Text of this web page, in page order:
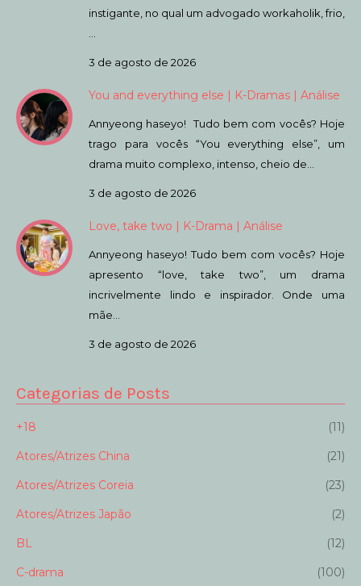
instigante, no qual um advogado workaholik, frio,
3 de agosto de 2026
You and everything else | K-Dramas | Análise
Annyeong haseyo! Tudo bem com vocês? Hoje
trago para vocês “You everything else”, um
drama muito complexo, intenso, cheio de…
3 de agosto de 2026
Love, take two | K-Drama | Análise
Annyeong haseyo! Tudo bem com vocês? Hoje
apresento “love, take two”, um drama
incrivelmente lindo e inspirador. Onde uma
mãe…
3 de agosto de 2026
Categorias de Posts
+18
(11)
Atores/Atrizes China
(21)
Atores/Atrizes Coreia
(23)
Atores/Atrizes Japão
(2)
BL
(12)
C-drama
(100)